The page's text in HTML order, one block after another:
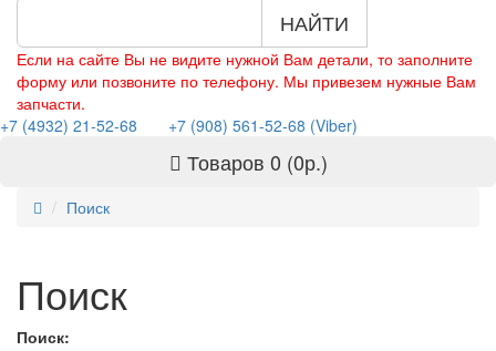
НАЙТИ
Если на сайте Вы не видите нужной Вам детали, то заполните
форму или позвоните по телефону. Мы привезем нужные Вам
запчасти.
+7 (4932) 21-52-68
+7 (908) 561-52-68 (Viber)
Товаров 0 (0р.)
Поиск
Поиск
Поиск: